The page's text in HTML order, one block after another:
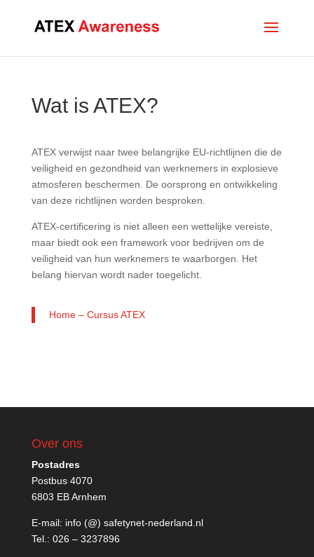
Wat is ATEX?
ATEX verwijst naar twee belangrijke EU-richtlijnen die de
veiligheid en gezondheid van werknemers in explosieve
atmosferen beschermen. De oorsprong en ontwikkeling
van deze richtlijnen worden besproken.
ATEX-certificering is niet alleen een wettelijke vereiste,
maar biedt ook een framework voor bedrijven om de
veiligheid van hun werknemers te waarborgen. Het
belang hiervan wordt nader toegelicht.
Home – Cursus ATEX
Over ons
Postadres
Postbus 4070
6803 EB Arnhem
E-mail: info (@) safetynet-nederland.nl
Tel.: 026 – 3237896